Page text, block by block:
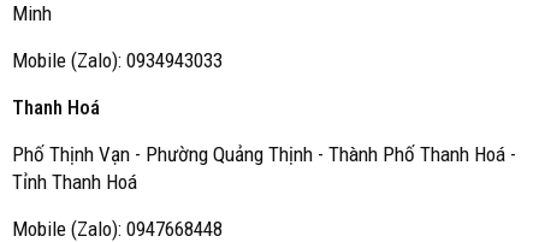
Minh
Mobile (Zalo): 0934943033
Thanh Hoá
Phố Thịnh Vạn - Phường Quảng Thịnh - Thành Phố Thanh Hoá -
Tỉnh Thanh Hoá
Mobile (Zalo): 0947668448